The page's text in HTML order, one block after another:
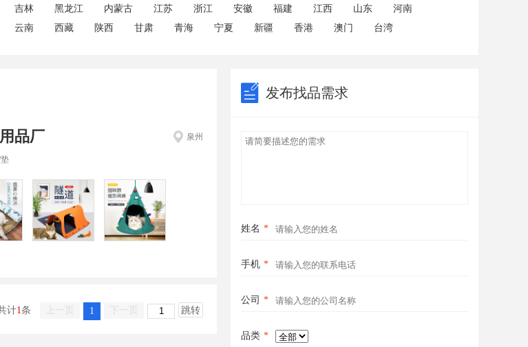
吉林 黑龙江 内蒙古 江苏 浙江 安徽 福建 江西 山东
河南
云南 西藏 陕西 甘肃 青海 宁夏 新疆 香港 澳门 台湾
品厂 泉州
计1条 上一页 1 下一页 跳转
发布找品需求
姓名 *
手机 *
公司 *
品类 *